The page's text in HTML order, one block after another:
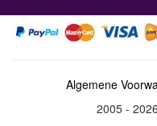
Algemene
2005 -